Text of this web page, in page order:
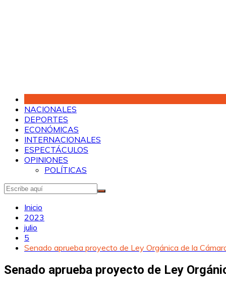
NACIONALES
DEPORTES
ECONÓMICAS
INTERNACIONALES
ESPECTÁCULOS
OPINIONES
POLÍTICAS
Inicio
2023
julio
5
Senado aprueba proyecto de Ley Orgánica de la
Senado aprueba proyecto de Ley